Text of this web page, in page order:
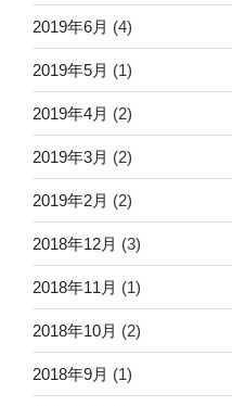
2019年6月 (4)
2019年5月 (1)
2019年4月 (2)
2019年3月 (2)
2019年2月 (2)
2018年12月 (3)
2018年11月 (1)
2018年10月 (2)
2018年9月 (1)